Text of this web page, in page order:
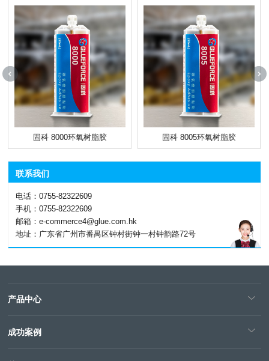
固科 8000环氧树脂胶 固科 8005环氧树脂胶
联系我们
电话：0755-82322609
手机：0755-82322609
邮箱：e-commerce4@glue.com.hk
地址：广东省广州市番禺区钟村街钟一村钟韵路72号
产品中心
成功案例